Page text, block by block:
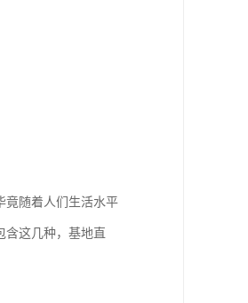
竟随着人们生活水平
含这几种，基地直